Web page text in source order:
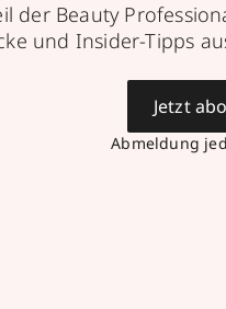
der Beauty
und Insider-Tipps
Abmeldung
Jetzt